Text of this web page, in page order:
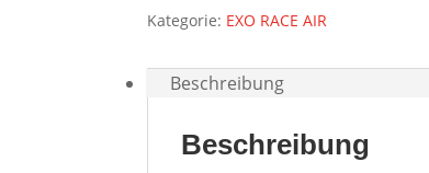
Kategorie: EXO RACE AIR
Beschreibung
Beschreibung